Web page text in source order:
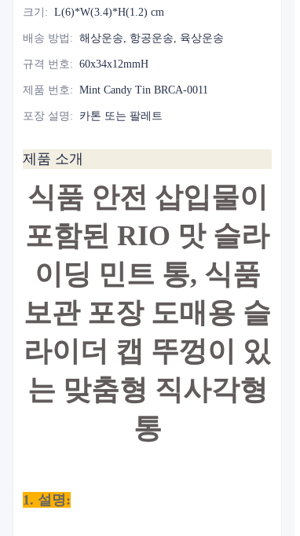
크기 : L(6)*W(3.4)*H(1.2) cm
배송 방법 : 해상운송, 항공운송, 육상운송
규격 번호: 60x34x12mmH
제품 번호: Mint Candy Tin BRCA-0011
포장 설명 : 카톤 또는 팔레트
제품 소개
식품 안전 삽입물이
포함된 RIO 맛 슬라
이딩 민트 통, 식품
보관 포장 도매용 슬
라이더 캡 뚜껑이 있
는 맞춤형 직사각형
통
1. 설명: